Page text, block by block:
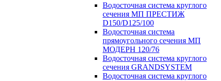
Водосточная система круглого
сечения МП ПРЕСТИЖ
D150/D125/100
Водосточная система
прямоугольного сечения МП
МОДЕРН 120/76
Водосточная система круглого
сечения GRANDSYSTEM
Водосточная система круглого